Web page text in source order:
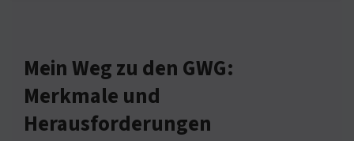
Mein Weg zu den GWG:
Merkmale und
Herausforderungen